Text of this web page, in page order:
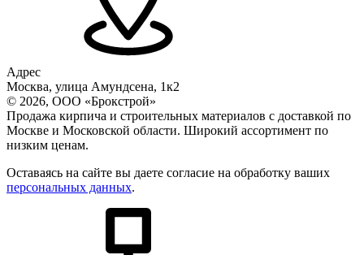
Адрес
Москва, улица Амундсена, 1к2
© 2026, ООО «Брокстрой»
Продажа кирпича и строительных материалов с доставкой по
Москве и Московской области. Широкий ассортимент по
низким ценам.
Оставаясь на сайте вы даете согласие на обработку ваших
персональных данных.